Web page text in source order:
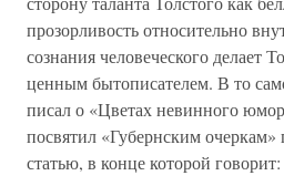
прозорливость относительно
сознания человеческого делает
ценным бытописателем. В то
писал о «Цветах невинного
посвятил «Губернским
статью, в конце которой говорит: